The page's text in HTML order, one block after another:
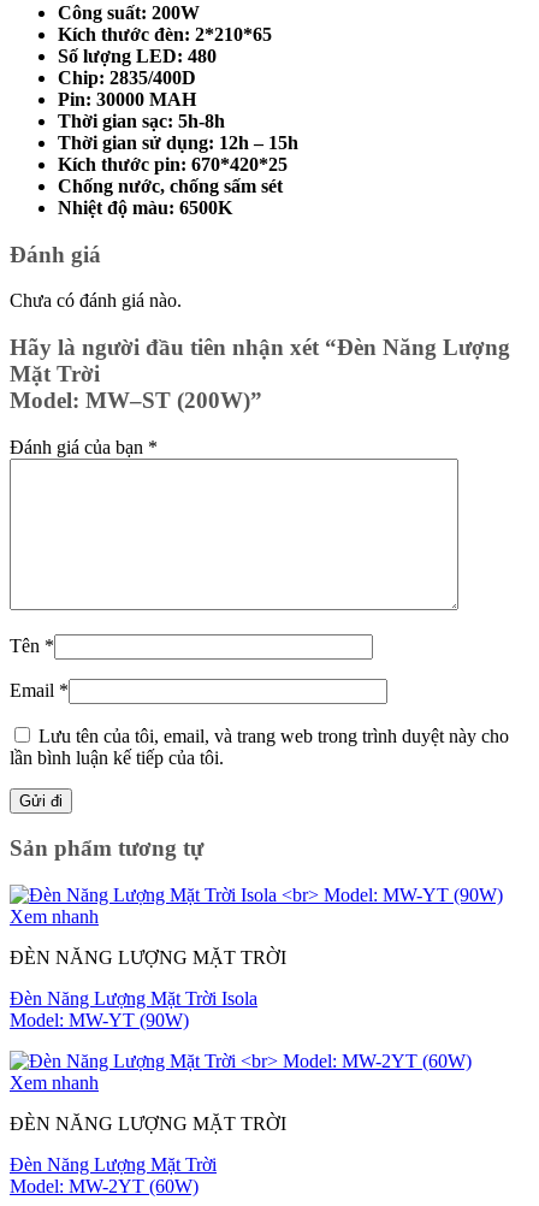
Công suất: 200W
Kích thước đèn: 2*210*65
Số lượng LED: 480
Chip: 2835/400D
Pin: 30000 MAH
Thời gian sạc: 5h-8h
Thời gian sử dụng: 12h – 15h
Kích thước pin: 670*420*25
Chống nước, chống sấm sét
Nhiệt độ màu: 6500K
Đánh giá
Chưa có đánh giá nào.
Hãy là người đầu tiên nhận xét “Đèn Năng Lượng
Mặt Trời
Model: MW–ST (200W)”
Đánh giá của bạn *
Tên *
Email *
Lưu tên của tôi, email, và trang web trong trình duyệt này cho
lần bình luận kế tiếp của tôi.
Sản phẩm tương tự
Xem nhanh
ĐÈN NĂNG LƯỢNG MẶT TRỜI
Đèn Năng Lượng Mặt Trời Isola
Model: MW-YT (90W)
Xem nhanh
ĐÈN NĂNG LƯỢNG MẶT TRỜI
Đèn Năng Lượng Mặt Trời
Model: MW-2YT (60W)